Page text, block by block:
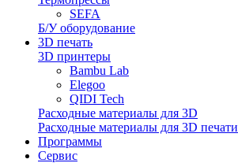
SEFA
Б/У оборудование
3D печать
3D принтеры
Bambu Lab
Elegoo
QIDI Tech
Расходные материалы для 3D
Расходные материалы для 3D печати
Программы
Сервис